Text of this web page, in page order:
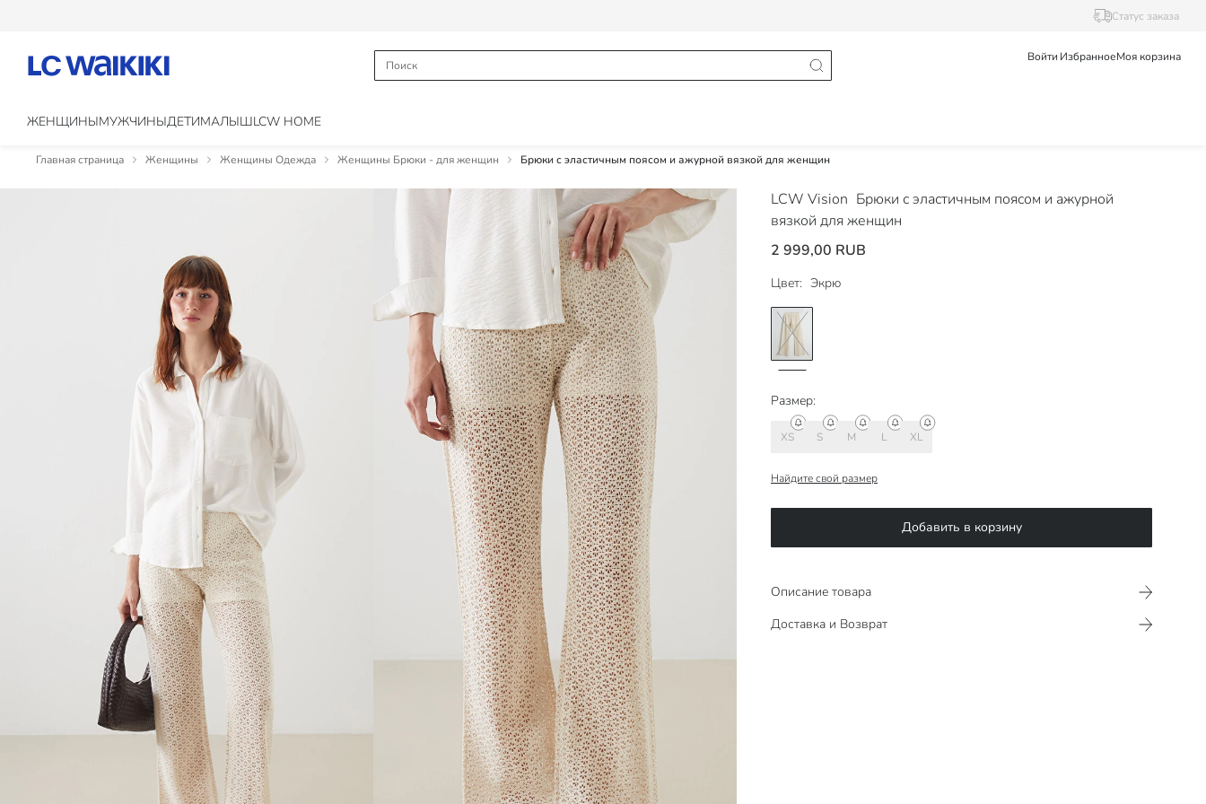
Статус заказа
Войти ИзбранноеМоя корзина
ЖЕНЩИНЫМУЖЧИНЫДЕТИМАЛЫШLCW HOME
Главная страница Женщины Женщины Одежда Женщины Брюки - для женщин Брюки с эластичным поясом и ажурной вязкой для женщин
LCW Vision Брюки с эластичным поясом и ажурной
вязкой для женщин
2 999,00 RUB
Цвет: Экрю
Размер:
XS S M L XL
Найдите свой размер
Добавить в корзину
Описание товара
Доставка и Возврат